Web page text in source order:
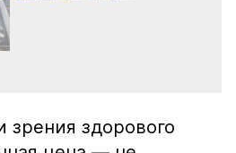
зрения здорового